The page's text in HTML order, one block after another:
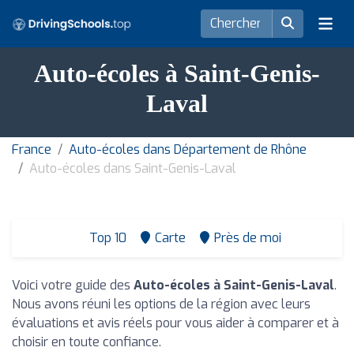
Auto-écoles à Saint-Genis-
Laval
France
Auto-écoles dans Département de Rhône
Auto-écoles dans Saint-Genis-Laval
Top 10 Carte Près de moi
Voici votre guide des Auto-écoles à Saint-Genis-Laval.
Nous avons réuni les options de la région avec leurs
évaluations et avis réels pour vous aider à comparer et à
choisir en toute confiance.